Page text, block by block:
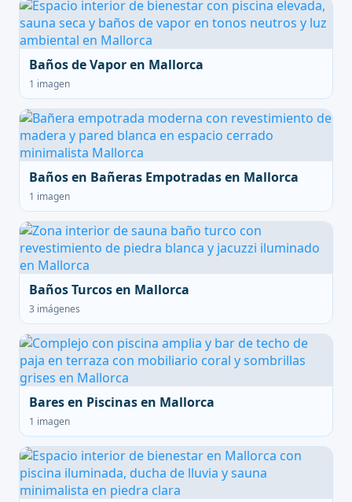
Baños de Vapor en Mallorca
1 imagen
Baños en Bañeras Empotradas en Mallorca
1 imagen
Baños Turcos en Mallorca
3 imágenes
Bares en Piscinas en Mallorca
1 imagen